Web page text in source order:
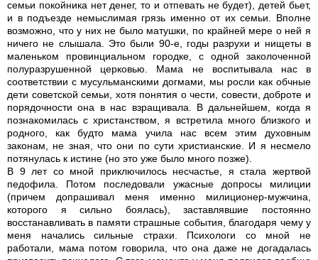
семьи покойника нет денег, то и отпевать не будет), детей бьет,
и в подъезде немыслимая грязь именно от их семьи. Вполне
возможно, что у них не было матушки, по крайней мере о ней я
ничего не слышала. Это были 90-е, годы разрухи и нищеты в
маленьком провинциальном городке, с одной заколоченной
полуразрушенной церковью. Мама не воспитывала нас в
соответствии с мусульманскими догмами, мы росли как обчные
дети советской семьи, хотя понятия о чести, совести, доброте и
порядочности она в нас взращивала. В дальнейшем, когда я
познакомилась с христанством, я встретила много близкого и
родного, как будто мама учила нас всем этим духовным
законам, не зная, что они по сути христианские. И я несмело
потянулась к истине (но это уже было много позже).
В 9 лет со мной приключилось несчастье, я стала жертвой
педофила. Потом последовали ужасные допросы милиции
(причем допрашивал меня именно милиционер-мужчина,
которого я сильно боялась), заставлявшие постоянно
восстанавливать в памяти страшные события, благодаря чему у
меня начались сильные страхи. Психологи со мной не
работали, мама потом говорила, что она даже не догадалась